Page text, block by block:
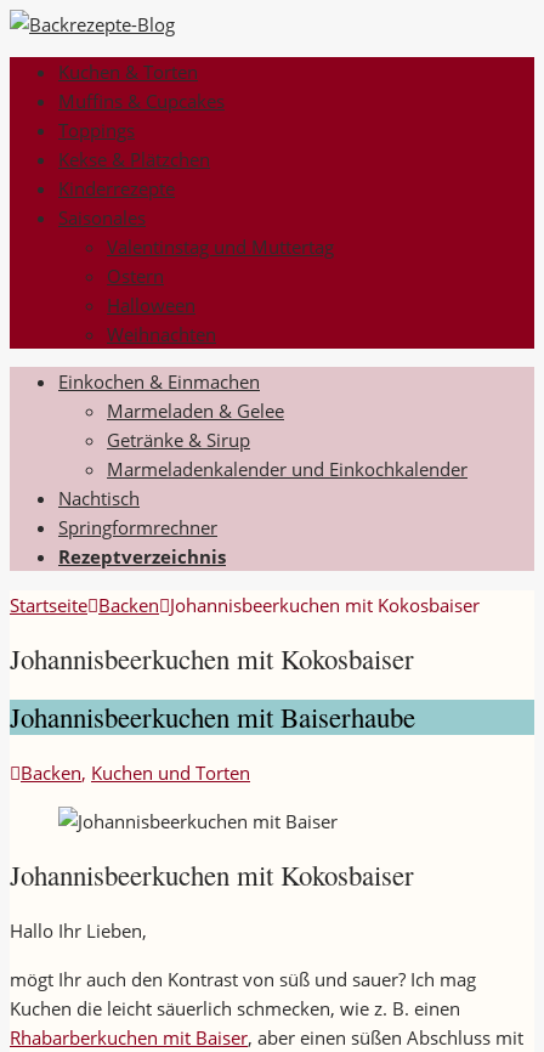
Kuchen & Torten
Muffins & Cupcakes
Toppings
Kekse & Plätzchen
Kinderrezepte
Saisonales
Valentinstag und Muttertag
Ostern
Halloween
Weihnachten
Einkochen & Einmachen
Marmeladen & Gelee
Getränke & Sirup
Marmeladenkalender und Einkochkalender
Nachtisch
Springformrechner
Rezeptverzeichnis
Startseite Backen Johannisbeerkuchen mit Kokosbaiser
Johannisbeerkuchen mit Kokosbaiser
Johannisbeerkuchen mit Baiserhaube
Backen, Kuchen und Torten
Johannisbeerkuchen mit Kokosbaiser
Hallo Ihr Lieben,
mögt Ihr auch den Kontrast von süß und sauer? Ich mag
Kuchen die leicht säuerlich schmecken, wie z. B. einen
Rhabarberkuchen mit Baiser, aber einen süßen Abschluss mit